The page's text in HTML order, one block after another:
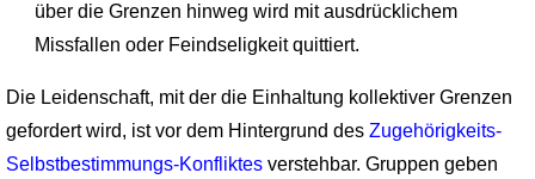
über die Grenzen hinweg wird mit ausdrücklichem
Missfallen oder Feindseligkeit quittiert.
Die Leidenschaft, mit der die Einhaltung kollektiver Grenzen
gefordert wird, ist vor dem Hintergrund des Zugehörigkeits-
Selbstbestimmungs-Konfliktesverstehbar. Gruppen geben